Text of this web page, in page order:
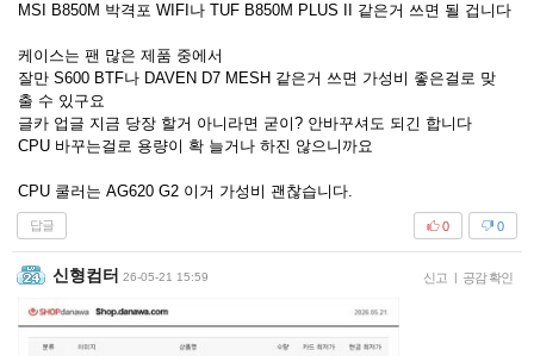
MSI B850M 박격포 WIFI나 TUF B850M PLUS II 같은거 쓰면 될 겁니다
케이스는 팬 많은 제품 중에서
잘만 S600 BTF나 DAVEN D7 MESH 같은거 쓰면 가성비 좋은걸로 맞
출 수 있구요
글카 업글 지금 당장 할거 아니라면 굳이? 안바꾸셔도 되긴 합니다
CPU 바꾸는걸로 용량이 확 늘거나 하진 않으니까요
CPU 쿨러는 AG620 G2 이거 가성비 괜찮습니다.
답글 0
0
신형컴터 26-05-21 15:59 신고 | 공감 확인